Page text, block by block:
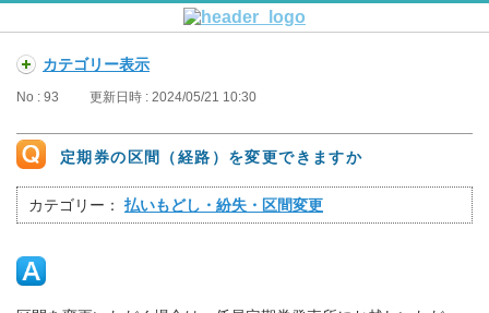
カテゴリー表示
No : 93 更新日時 : 2024/05/21 10:30
定期券の区間（経路）を変更できますか
カテゴリー： 払いもどし・紛失・区間変更